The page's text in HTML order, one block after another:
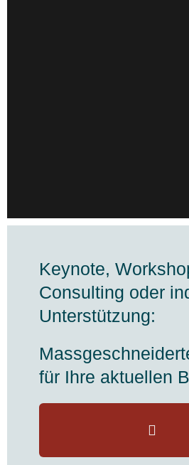
Keynote,
Consulting oder
Unterstützung:
für Ihre aktuellen